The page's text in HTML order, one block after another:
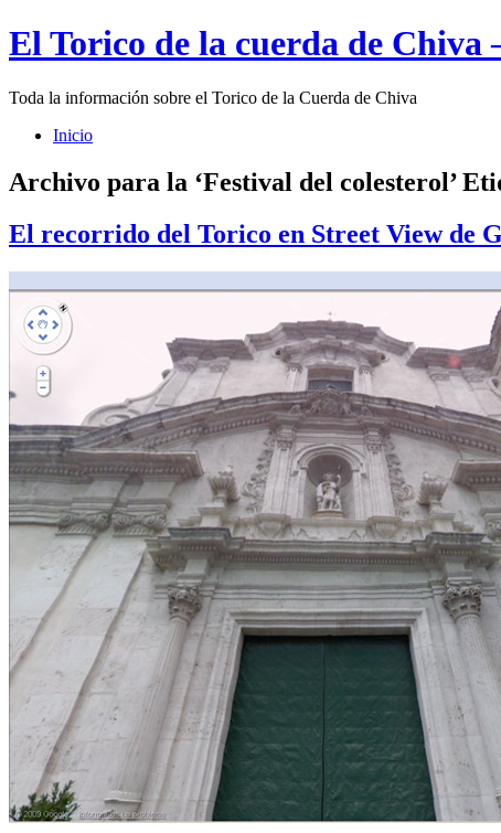
El Torico de la cuerda de Chiva
Toda la información sobre el Torico de la Cuerda de Chiva
Inicio
Archivo para la ‘Festival del colesterol’
El recorrido del Torico en Street View de